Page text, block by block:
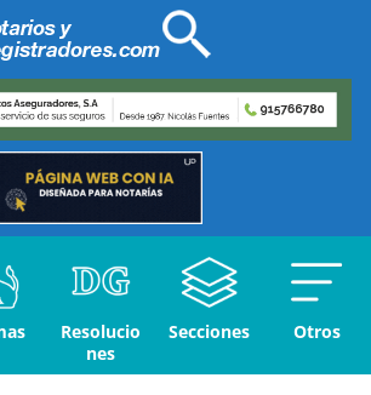
Resolucio
nes
Secciones Otros